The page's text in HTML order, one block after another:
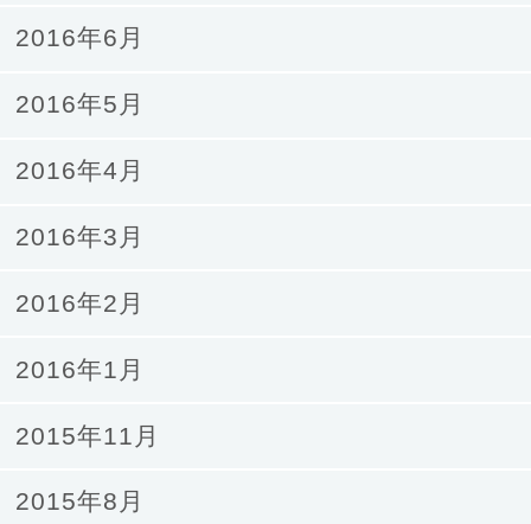
2016年6月
2016年5月
2016年4月
2016年3月
2016年2月
2016年1月
2015年11月
2015年8月